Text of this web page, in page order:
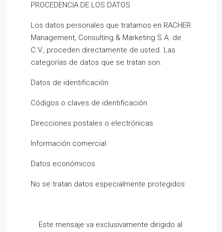
PROCEDENCIA DE LOS DATOS
Los datos personales que tratamos en RACHER
Management, Consulting & Marketing S.A. de
C.V., proceden directamente de usted. Las
categorías de datos que se tratan son:
Datos de identificación
Códigos o claves de identificación
Direcciones postales o electrónicas
Información comercial
Datos económicos
No se tratan datos especialmente protegidos
Este mensaje va exclusivamente dirigido al